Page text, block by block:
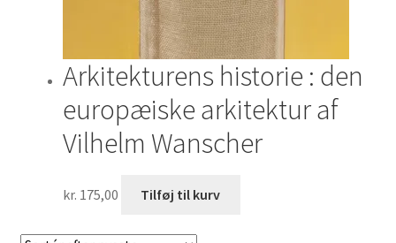
Arkitekturens historie : den
europæiske arkitektur af
Vilhelm Wanscher
kr. 175,00 Tilføj til kurv